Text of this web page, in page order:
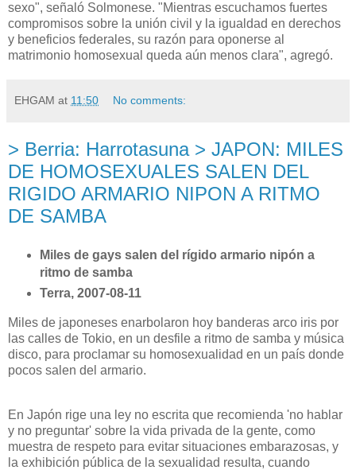
sexo", señaló Solmonese. "Mientras escuchamos fuertes
compromisos sobre la unión civil y la igualdad en derechos
y beneficios federales, su razón para oponerse al
matrimonio homosexual queda aún menos clara", agregó.
EHGAM at 11:50 No comments:
> Berria: Harrotasuna > JAPON: MILES
DE HOMOSEXUALES SALEN DEL
RIGIDO ARMARIO NIPON A RITMO
DE SAMBA
Miles de gays salen del rígido armario nipón a
ritmo de samba
Terra, 2007-08-11
Miles de japoneses enarbolaron hoy banderas arco iris por
las calles de Tokio, en un desfile a ritmo de samba y música
disco, para proclamar su homosexualidad en un país donde
pocos salen del armario.
En Japón rige una ley no escrita que recomienda 'no hablar
y no preguntar' sobre la vida privada de la gente, como
muestra de respeto para evitar situaciones embarazosas, y
la exhibición pública de la sexualidad resulta, cuando